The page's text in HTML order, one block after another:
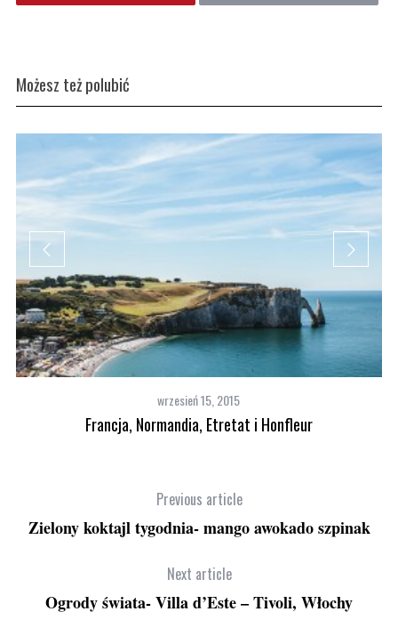
Możesz też polubić
wrzesień 15, 2015
Francja, Normandia, Etretat i Honfleur
Previous article
Zielony koktajl tygodnia- mango awokado szpinak
Next article
Ogrody świata- Villa d’Este – Tivoli, Włochy